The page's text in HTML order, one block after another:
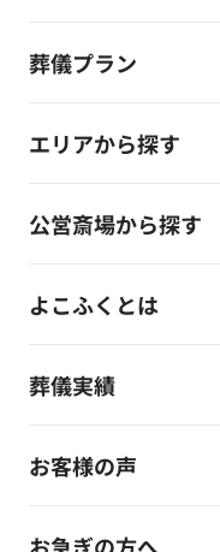
葬儀プラン
エリアから探す
公営斎場から探す
よこふくとは
葬儀実績
お客様の声